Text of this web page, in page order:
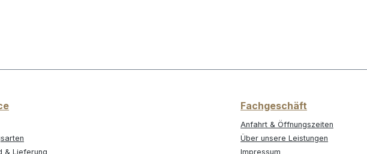
& Lieferung
Fachgeschäft
Anfahrt & Öffnungszeiten
Über unsere Leistungen
Impressum